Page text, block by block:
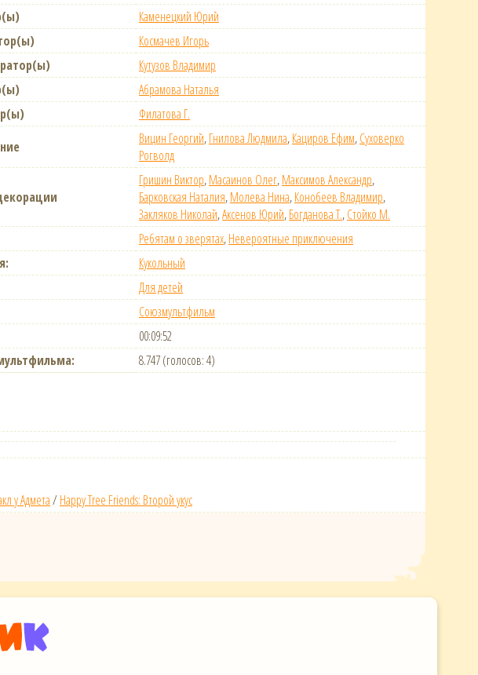
Каменецкий Юрий
Космачев Игорь
Кутузов Владимир
Абрамова Наталья
Филатова Г.
Вицин Георгий,Гнилова Людмила,Кациров Ефим,Суховерко
Рогволд
Гришин Виктор,Масаинов Олег,Максимов Александр,
Барковская Наталия,Молева Нина,Конобеев Владимир,
Закляков Николай,Аксенов Юрий,Богданова Т.,Стойко М.
Ребятам о зверятах,Невероятные приключения
Кукольный
Для детей
Союзмультфильм
00:09:52
8.747 (голосов: 4)
у Адмета/ Happy Tree Friends: Второй укус